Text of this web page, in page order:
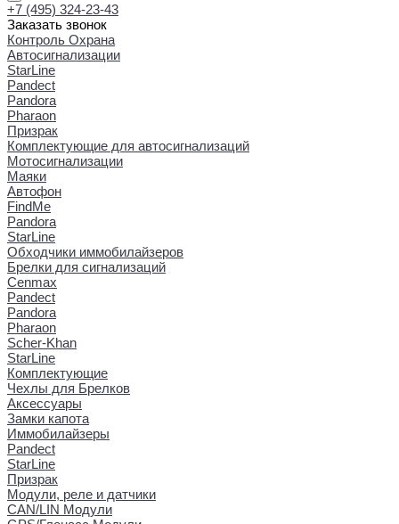
+7 (495) 324-23-43
Заказать звонок
Контроль Охрана
Автосигнализации
StarLine
Pandect
Pandora
Pharaon
Призрак
Комплектующие для автосигнализаций
Мотосигнализации
Маяки
Автофон
FindMe
Pandora
StarLine
Обходчики иммобилайзеров
Брелки для сигнализаций
Cenmax
Pandect
Pandora
Pharaon
Scher-Khan
StarLine
Комплектующие
Чехлы для Брелков
Аксессуары
Замки капота
Иммобилайзеры
Pandect
StarLine
Призрак
Модули, реле и датчики
CAN/LIN Модули